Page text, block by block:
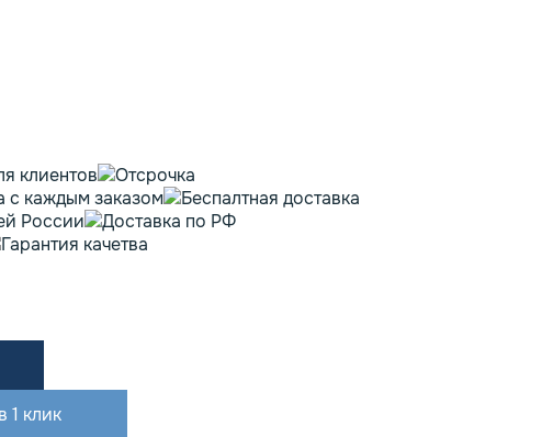
клиентов
с каждым заказом
России
1 клик